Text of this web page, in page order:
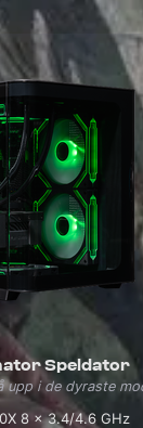
Speldator
i de dyraste
8 x 3.4/4.6 GHz